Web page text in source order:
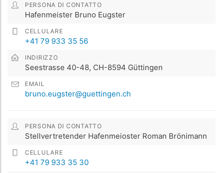
PERSONA DI CONTATTO
Hafenmeister Bruno Eugster
CELLULARE
+41 79 933 35 56
INDIRIZZO
Seestrasse 40-48, CH-8594 Güttingen
EMAIL
bruno.eugster@guettingen.ch
PERSONA DI CONTATTO
Stellvertretender Hafenmeioster Roman Brönimann
CELLULARE
+41 79 933 35 30